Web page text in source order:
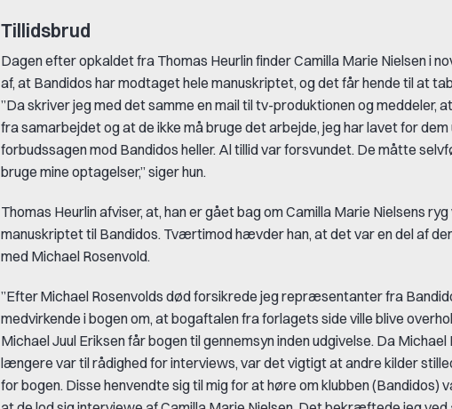
Tillidsbrud
Dagen efter opkaldet fra Thomas Heurlin finder Camilla Marie Nielsen i
af, at Bandidos har modtaget hele manuskriptet, og det får hende til at
”Da skriver jeg med det samme en mail til tv-produktionen og meddeler,
fra samarbejdet og at de ikke må bruge det arbejde, jeg har lavet for dem
forbudssagen mod Bandidos heller. Al tillid var forsvundet. De måtte
bruge mine optagelser,” siger hun.
Thomas Heurlin afviser, at, han er gået bag om Camilla Marie Nielsens
manuskriptet til Bandidos. Tværtimod hævder han, at det var en del af
med Michael Rosenvold.
”Efter Michael Rosenvolds død forsikrede jeg repræsentanter fra
medvirkende i bogen om, at bogaftalen fra forlagets side ville blive
Michael Juul Eriksen får bogen til gennemsyn inden udgivelse. Da Michael
længere var til rådighed for interviews, var det vigtigt at andre kilder
for bogen. Disse henvendte sig til mig for at høre om klubben (Bandidos)